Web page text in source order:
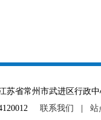
苏省常州市武进区行政
联系我们 站